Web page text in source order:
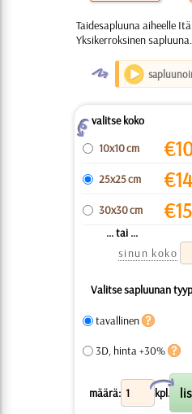
Taidesapluuna aiheelle
Yksikerroksinen sapluuna.
O
Zvalitse koko
10x10 cm
€
25x25 cm €
30x30 cm €
... tai ...
sinun koko
Valitse sapluunan
tavallinen
3D, hinta +30%
määrä: kpl.
X